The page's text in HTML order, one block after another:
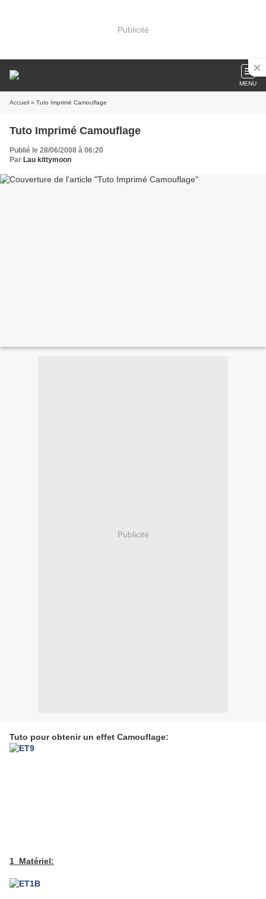
Publicité
MENU
Accueil » Tuto Imprimé Camouflage
Tuto Imprimé Camouflage
Publié le 28/06/2008 à 06:20
Par Lau kittymoon
Publicité
Tuto pour obtenir un effet Camouflage:
1 Matériel: